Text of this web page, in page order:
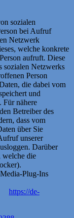
sozialen
bei Aufruf
Netzwerk
welche konkrete
aufruft. Diese
sozialen Netzwerks
Person
die dabei vom
und
Für nähere
Betreiber des
dass vom
über Sie
unserer
Darüber
welche die
Plug-Ins
https://de-